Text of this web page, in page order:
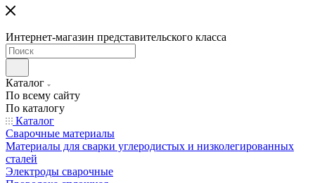
Интернет-магазин представительского класса
Каталог
По всему сайту
По каталогу
Каталог
Сварочные материалы
Материалы для сварки углеродистых и низколегированных
сталей
Электроды сварочные